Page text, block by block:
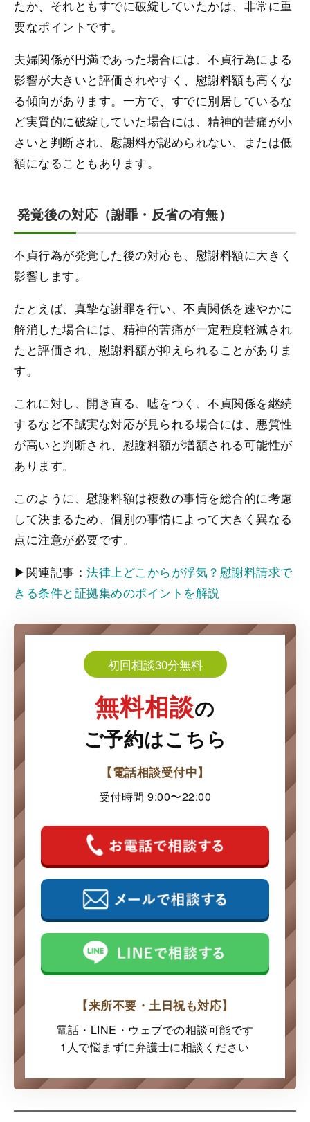
たか、それともすでに破綻していたかは、非常に重
要なポイントです。
夫婦関係が円満であった場合には、不貞行為による
影響が大きいと評価されやすく、慰謝料額も高くな
る傾向があります。一方で、すでに別居しているな
ど実質的に破綻していた場合には、精神的苦痛が小
さいと判断され、慰謝料が認められない、または低
額になることもあります。
発覚後の対応（謝罪・反省の有無）
不貞行為が発覚した後の対応も、慰謝料額に大きく
影響します。
たとえば、真摯な謝罪を行い、不貞関係を速やかに
解消した場合には、精神的苦痛が一定程度軽減され
たと評価され、慰謝料額が抑えられることがありま
す。
これに対し、開き直る、嘘をつく、不貞関係を継続
するなど不誠実な対応が見られる場合には、悪質性
が高いと判断され、慰謝料額が増額される可能性が
あります。
このように、慰謝料額は複数の事情を総合的に考慮
して決まるため、個別の事情によって大きく異なる
点に注意が必要です。
▶関連記事：法律上どこからが浮気？慰謝料請求で
きる条件と証拠集めのポイントを解説
初回相談30分無料
無料相談の
ご予約はこちら
【電話相談受付中】
受付時間 9:00〜22:00
【来所不要・土日祝も対応】
電話・LINE・ウェブでの相談可能です
1人で悩まずに弁護士に相談ください